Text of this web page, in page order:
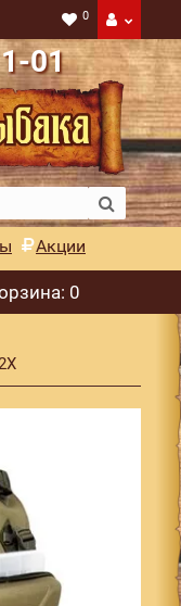
0
01
Акции
: 0